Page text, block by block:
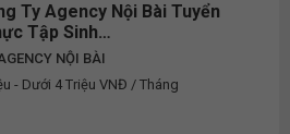
Ty Agency Nội Bài Tuyển
Tập Sinh
Thương Mại Điện
Marketing/Social
Hành Sàn Thương Mại Điện
Thương Mại Điện Tử
NỘI BÀI
- Dưới 4 Triệu VNĐ / Tháng